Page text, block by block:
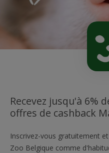
Recevez jusqu'à 6%
offres de cashback
Inscrivez-vous gratuitement
Zoo Belgique comme